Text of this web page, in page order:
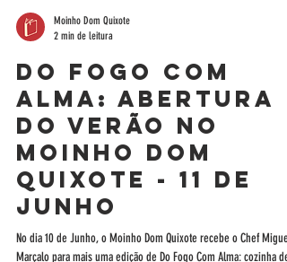
Moinho Dom Quixote
2 min de leitura
Do Fogo Com
Alma: Abertura
do Verão no
Moinho Dom
Quixote - 11 de
Junho